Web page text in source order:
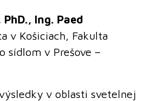
Ing. Paed
v Košiciach, Fakulta
sídlom v Prešove –
v oblasti svetelnej